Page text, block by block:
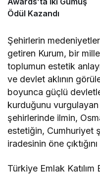
Ödül Kazandı
Şehirlerin
getiren Kurum, bir
toplumun estetik
ve devlet aklının
boyunca güçlü
kurduğunu
şehirlerinde ilmin,
estetiğin, Cumhuriyet
iradesinin öne
Türkiye Emlak Katılım